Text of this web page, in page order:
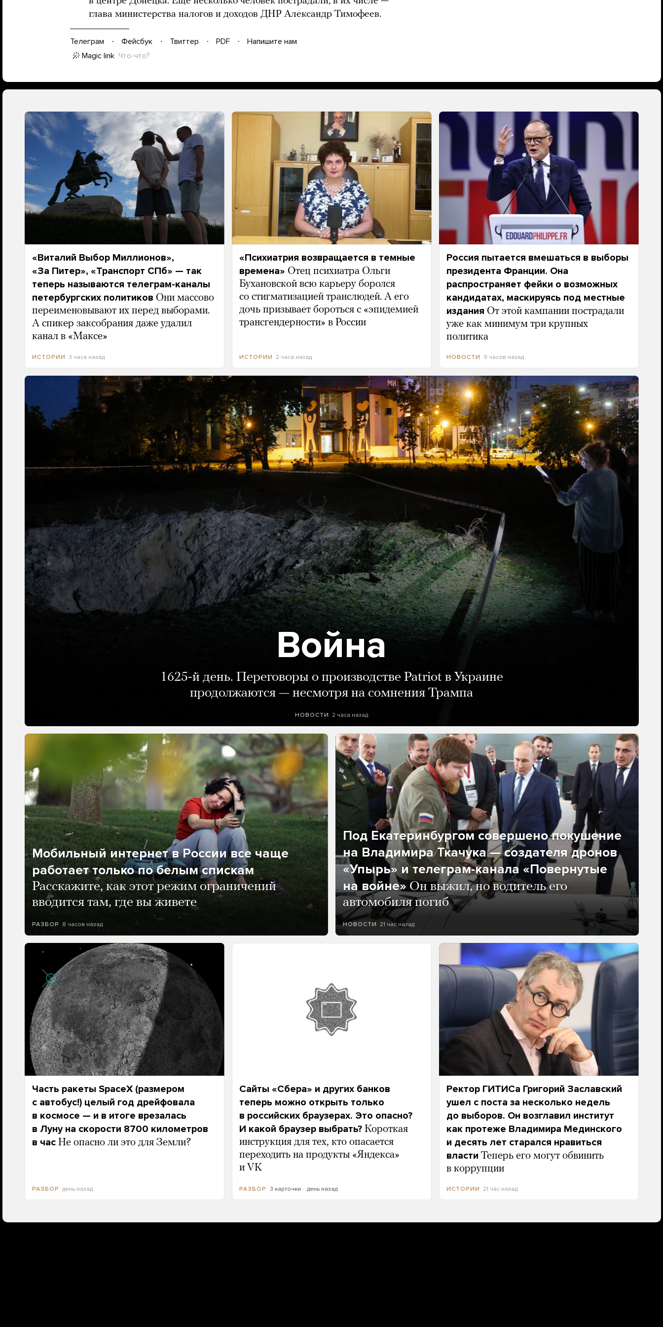
глава министерства налогов и доходов ДНР Александр Тимофеев.
Телеграм Фейсбук Твиттер PDF
Напишите нам
Magic link Что-что?
«Виталий Выбор Миллионов»,
«За Питер», «Транспорт СПб» — так
теперь называются телеграм-каналы
петербургских политиков Они массово
переименовывают их перед выборами.
А спикер заксобрания даже удалил
канал в «Максе»
ИСТОРИИ 3 часа назад
«Психиатрия возвращается в темные
времена» Отец психиатра Ольги
Бухановской всю карьеру боролся
со стигматизацией транслюдей. А его
дочь призывает бороться с «эпидемией
трансгендерности» в России
ИСТОРИИ 2 часа назад
Россия пытается вмешаться в выборы
президента Франции. Она
распространяет фейки о возможных
кандидатах, маскируясь под местные
издания От этой кампании пострадали
уже как минимум три крупных
политика
НОВОСТИ 9 часов назад
Война
1625-й день. Переговоры о производстве Patriot в Украине
продолжаются — несмотря на сомнения Трампа
НОВОСТИ 2 часа назад
Мобильный интернет в России все чаще
работает только по белым спискам
Расскажите, как этот режим ограничений
вводится там, где вы живете
РАЗБОР 8 часов назад
Под Екатеринбургом совершено покушение
на Владимира Ткачука — создателя дронов
«Упырь» и телеграм-канала «Повернутые
на войне» Он выжил, но водитель его
автомобиля погиб
НОВОСТИ 21 час назад
Часть ракеты SpaceX (размером
с автобус!) целый год дрейфовала
в космосе — и в итоге врезалась
в Луну на скорости 8700 километров
в час Не опасно ли это для Земли?
РАЗБОР день назад
Сайты «Сбера» и других банков
теперь можно открыть только
в российских браузерах. Это опасно?
И какой браузер выбрать? Короткая
инструкция для тех, кто опасается
переходить на продукты «Яндекса»
и VK
РАЗБОР 3 карточки день назад
Ректор ГИТИСа Григорий Заславский
ушел с поста за несколько недель
до выборов. Он возглавил институт
как протеже Владимира Мединского
и десять лет старался нравиться
власти Теперь его могут обвинить
в коррупции
ИСТОРИИ 21 час назад